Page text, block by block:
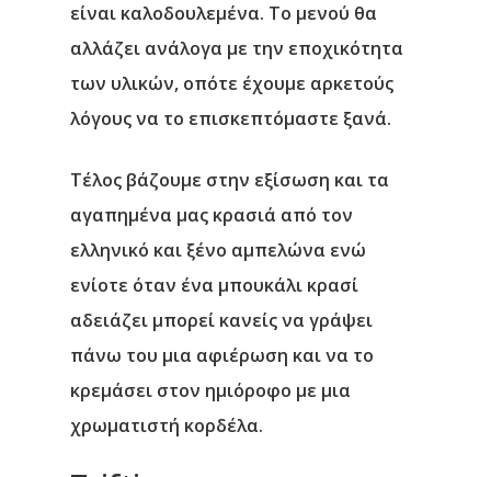
είναι καλοδουλεμένα. Το μενού θα
αλλάζει ανάλογα με την εποχικότητα
των υλικών, οπότε έχουμε αρκετούς
λόγους να το επισκεπτόμαστε ξανά.
Τέλος βάζουμε στην εξίσωση και τα
αγαπημένα μας κρασιά από τον
ελληνικό και ξένο αμπελώνα ενώ
ενίοτε όταν ένα μπουκάλι κρασί
αδειάζει μπορεί κανείς να γράψει
πάνω του μια αφιέρωση και να το
κρεμάσει στον ημιόροφο με μια
χρωματιστή κορδέλα.